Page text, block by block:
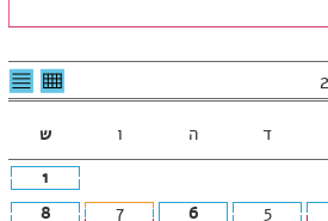
לצפיה
בטבלה
ד ה ו
ש
1
5
6
7
8